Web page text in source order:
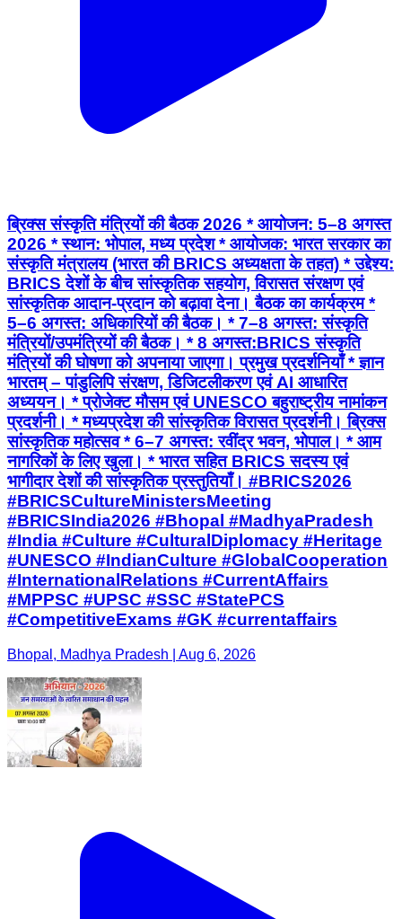
ब्रिक्स संस्कृति मंत्रियों की बैठक 2026 * आयोजन: 5–8 अगस्त
2026 * स्थान: भोपाल, मध्य प्रदेश * आयोजक: भारत सरकार का
संस्कृति मंत्रालय (भारत की BRICS अध्यक्षता के तहत) * उद्देश्य:
BRICS देशों के बीच सांस्कृतिक सहयोग, विरासत संरक्षण एवं
सांस्कृतिक आदान-प्रदान को बढ़ावा देना। बैठक का कार्यक्रम *
5–6 अगस्त: अधिकारियों की बैठक। * 7–8 अगस्त: संस्कृति
मंत्रियों/उपमंत्रियों की बैठक। * 8 अगस्त:BRICS संस्कृति
मंत्रियों की घोषणा को अपनाया जाएगा। प्रमुख प्रदर्शनियाँ * ज्ञान
भारतम् – पांडुलिपि संरक्षण, डिजिटलीकरण एवं AI आधारित
अध्ययन। * प्रोजेक्ट मौसम एवं UNESCO बहुराष्ट्रीय नामांकन
प्रदर्शनी। * मध्यप्रदेश की सांस्कृतिक विरासत प्रदर्शनी। ब्रिक्स
सांस्कृतिक महोत्सव * 6–7 अगस्त: रवींद्र भवन, भोपाल। * आम
नागरिकों के लिए खुला। * भारत सहित BRICS सदस्य एवं
भागीदार देशों की सांस्कृतिक प्रस्तुतियाँ। #BRICS2026
#BRICSCultureMinistersMeeting
#BRICSIndia2026 #Bhopal #MadhyaPradesh
#India #Culture #CulturalDiplomacy #Heritage
#UNESCO #IndianCulture #GlobalCooperation
#InternationalRelations #CurrentAffairs
#MPPSC #UPSC #SSC #StatePCS
#CompetitiveExams #GK #currentaffairs
Bhopal, Madhya Pradesh | Aug 6, 2026